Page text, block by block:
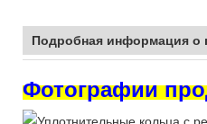
Подробная информация о
Фотографии